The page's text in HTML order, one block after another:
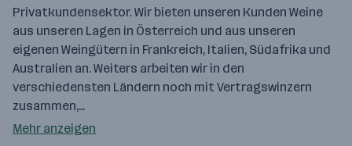
Privatkundensektor. Wir bieten unseren Kunden Weine
aus unseren Lagen in Österreich und aus unseren
eigenen Weingütern in Frankreich, Italien, Südafrika und
Australien an. Weiters arbeiten wir in den
verschiedensten Ländern noch mit Vertragswinzern
zusammen,…
Mehr anzeigen